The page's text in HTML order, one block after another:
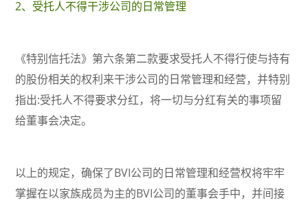
2、受托人不得干涉公司的日常管理
《特别信托法》第六条第二款要求受托人不得行使与持有
的股份相关的权利来干涉公司的日常管理和经营，并特别
指出:受托人不得要求分红，将一切与分红有关的事项留
给董事会决定。
以上的规定，确保了BVI公司的日常管理和经营权将牢牢
掌握在以家族成员为主的BVI公司的董事会手中，并间接